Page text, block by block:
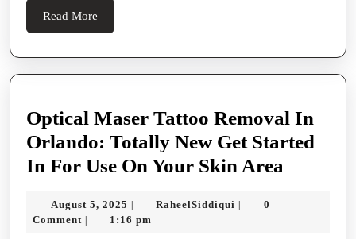
Habits
That
Last
Produce
The
Body
You
Merit
Read More
More
Optical Maser Tattoo Removal In
Orlando: Totally New Get Started
In For Use On Your Skin Area
August 5, 2025 August
5,
| RaheelSiddiqui RaheelSiddiqui
|
0
Comment | 1:16 pm